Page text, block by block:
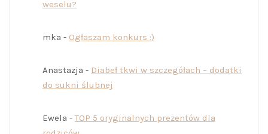
weselu?
mka - Ogłaszam konkurs :)
Anastazja - Diabeł tkwi w szczegółach – dodatki
do sukni ślubnej
Ewela -TOP 5 oryginalnych prezentów dla